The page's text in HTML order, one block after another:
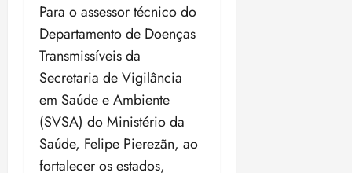
Para o assessor técnico do
Departamento de Doenças
Transmissíveis da
Secretaria de Vigilância
em Saúde e Ambiente
(SVSA) do Ministério da
Saúde, Felipe Pierezãn, ao
fortalecer os estados,